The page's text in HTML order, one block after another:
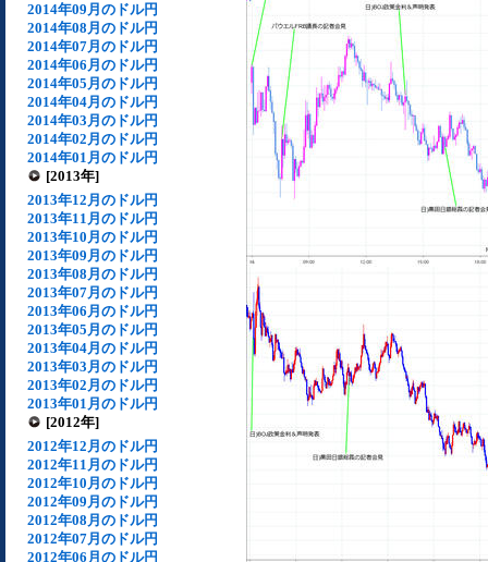
2014年09月のドル円
2014年08月のドル円
2014年07月のドル円
2014年06月のドル円
2014年05月のドル円
2014年04月のドル円
2014年03月のドル円
2014年02月のドル円
2014年01月のドル円
[2013年]
2013年12月のドル円
2013年11月のドル円
2013年10月のドル円
2013年09月のドル円
2013年08月のドル円
2013年07月のドル円
2013年06月のドル円
2013年05月のドル円
2013年04月のドル円
2013年03月のドル円
2013年02月のドル円
2013年01月のドル円
[2012年]
2012年12月のドル円
2012年11月のドル円
2012年10月のドル円
2012年09月のドル円
2012年08月のドル円
2012年07月のドル円
2012年06月のドル円